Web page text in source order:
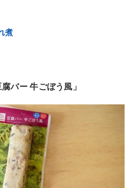
煮
バー 牛ごぼう風」